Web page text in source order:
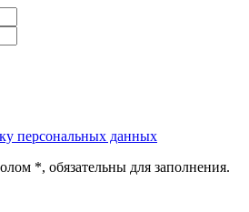
персональных данных
*, обязательны для заполнения.